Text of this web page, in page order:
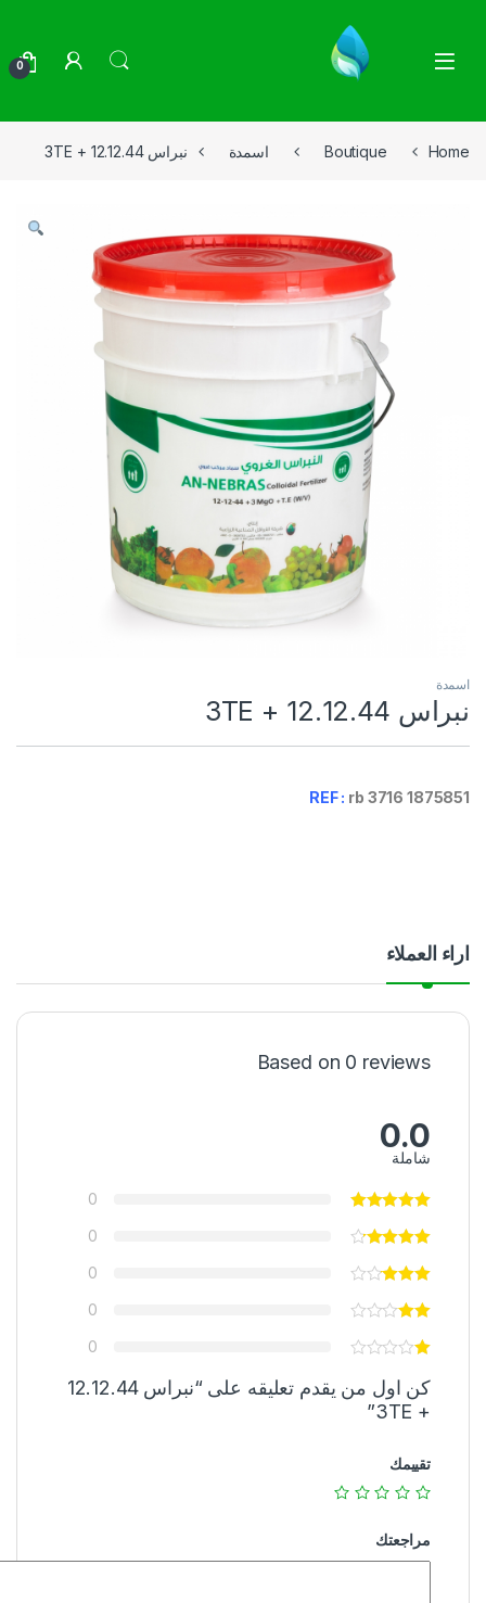
0
Home
Boutique اسمدة نبراس 12.12.44 + 3TE
اسمدة
نبراس 12.12.44 + 3TE
REF : rb 3716 1875851
اراء العملاء
Based on 0 reviews
0.0
شاملة
0
0
0
0
0
كن اول من يقدم تعليقه على “نبراس 12.12.44
+ 3TE”
تقييمك
مراجعتك